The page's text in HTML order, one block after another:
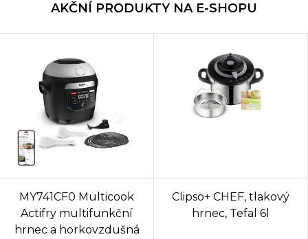
AKČNÍ PRODUKTY NA E-SHOPU
MY741CF0 Multicook
Actifry multifunkční
hrnec a horkovzdušná
Clipso+ CHEF, tlakový
hrnec, Tefal 6l